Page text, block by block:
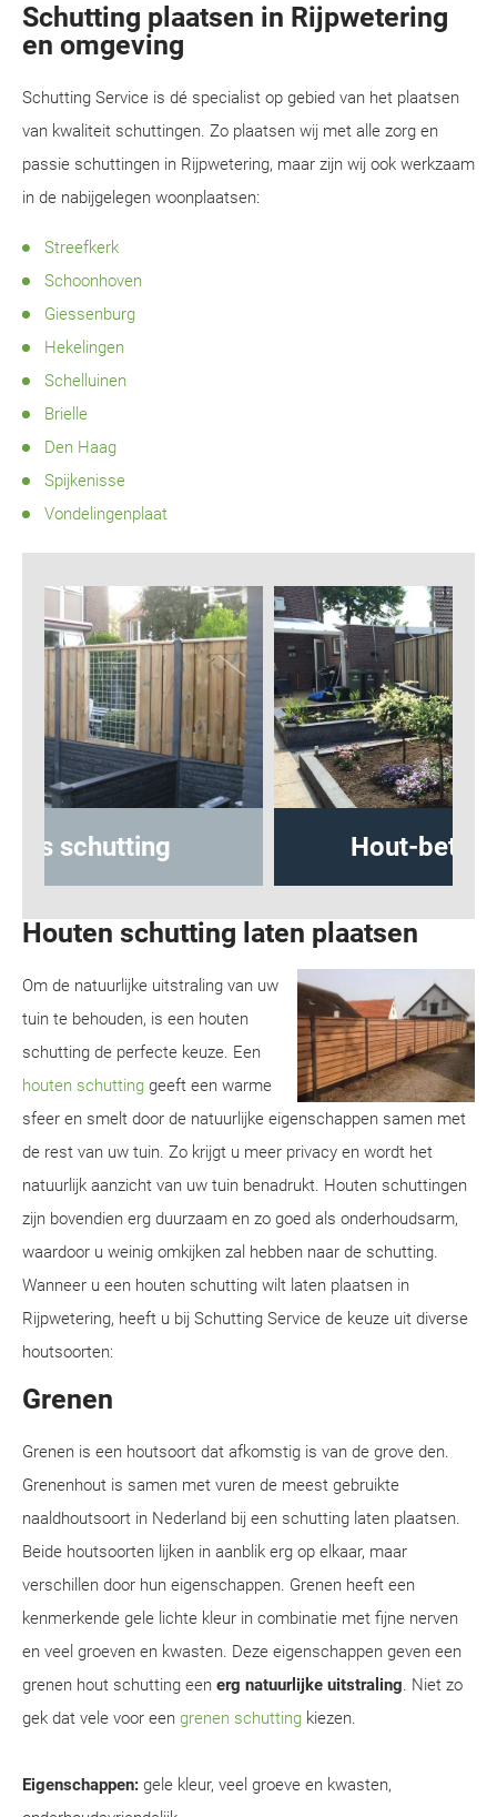
Schutting plaatsen in Rijpwetering
en omgeving
Schutting Service is dé specialist op gebied van het plaatsen
van kwaliteit schuttingen. Zo plaatsen wij met alle zorg en
passie schuttingen in Rijpwetering, maar zijn wij ook werkzaam
in de nabijgelegen woonplaatsen:
Streefkerk
Schoonhoven
Giessenburg
Hekelingen
Schelluinen
Brielle
Den Haag
Spijkenisse
Vondelingenplaat
Hout-betonschutting
Houten schutting laten plaatsen
Om de natuurlijke uitstraling van uw
tuin te behouden, is een houten
schutting de perfecte keuze. Een
houten schutting geeft een warme
sfeer en smelt door de natuurlijke eigenschappen samen met
de rest van uw tuin. Zo krijgt u meer privacy en wordt het
natuurlijk aanzicht van uw tuin benadrukt. Houten schuttingen
zijn bovendien erg duurzaam en zo goed als onderhoudsarm,
waardoor u weinig omkijken zal hebben naar de schutting.
Wanneer u een houten schutting wilt laten plaatsen in
Rijpwetering, heeft u bij Schutting Service de keuze uit diverse
houtsoorten:
Grenen
Grenen is een houtsoort dat afkomstig is van de grove den.
Grenenhout is samen met vuren de meest gebruikte
naaldhoutsoort in Nederland bij een schutting laten plaatsen.
Beide houtsoorten lijken in aanblik erg op elkaar, maar
verschillen door hun eigenschappen. Grenen heeft een
kenmerkende gele lichte kleur in combinatie met fijne nerven
en veel groeven en kwasten. Deze eigenschappen geven een
grenen hout schutting een erg natuurlijke uitstraling. Niet zo
gek dat vele voor een grenen schutting kiezen.
Eigenschappen: gele kleur, veel groeve en kwasten,